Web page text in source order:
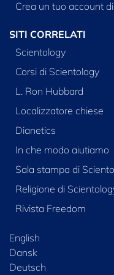
Crea un tuo account
SITI CORRELATI
Scientology
Corsi di Scientology
L. Ron Hubbard
Localizzatore chiese
Dianetics
In che modo aiutiamo
Sala stampa di
Religione di
Rivista Freedom
English
Dansk
Deutsch